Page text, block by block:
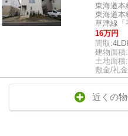
東海道本
東海道本
草津線「
16万円
間取:
建物面積:
土地面積:
敷金/礼
近くの